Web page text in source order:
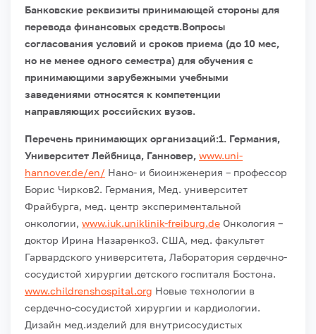
Банковские реквизиты принимающей стороны для
перевода финансовых средств.Вопросы
согласования условий и сроков приема (до 10 мес,
но не менее одного семестра) для обучения с
принимающими зарубежными учебными
заведениями относятся к компетенции
направляющих российских вузов.
Перечень принимающих организаций:1. Германия,
Университет Лейбница, Ганновер, www.uni-
hannover.de/en/ Нано- и биоинженерия – профессор
Борис Чирков2. Германия, Мед. университет
Фрайбурга, мед. центр экспериментальной
онкологии, www.iuk.uniklinik-freiburg.de Онкология –
доктор Ирина Назаренко3. США, мед. факультет
Гарвардского университета, Лаборатория сердечно-
сосудистой хирургии детского госпиталя Бостона.
www.childrenshospital.org Новые технологии в
сердечно-сосудистой хирургии и кардиологии.
Дизайн мед.изделий для внутрисосудистых